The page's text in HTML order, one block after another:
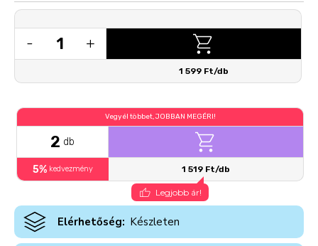
- 1 +
1 599 Ft/db
Vegyél többet, JOBBAN MEGÉRI!
2 db
5% kedvezmény 1 519 Ft/db
Legjobb ár!
Elérhetőség: Készleten